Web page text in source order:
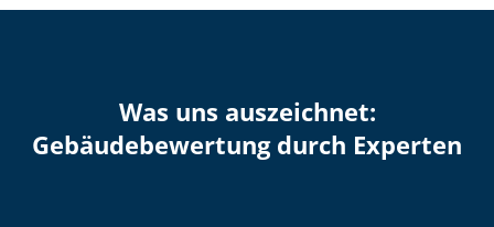
Was uns auszeichnet:
Ge­bäu­de­be­wer­tung durch Experten